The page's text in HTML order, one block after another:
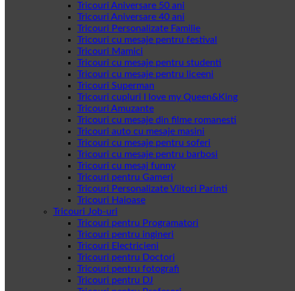
Tricouri Aniversare 50 ani
Tricouri Aniversare 40 ani
Tricouri Personalizate Familie
Tricouri cu mesaje pentru festival
Tricouri Mamici
Tricouri cu mesaje pentru studenti
Tricouri cu mesaje pentru liceeni
Tricouri Superman
Tricouri cupluri I love my Queen&King
Tricouri Amuzante
Tricouri cu mesaje din filme romanesti
Tricouri auto cu mesaje masini
Tricouri cu mesaje pentru soferi
Tricouri cu mesaje pentru barbosi
Tricouri cu mesaj funny
Tricouri pentru Gameri
Tricouri Personalizate Viitori Parinti
Tricouri Haioase
Tricouri Job-uri
Tricouri pentru Programatori
Tricouri pentru ingineri
Tricouri Electricieni
Tricouri pentru Doctori
Tricouri pentru fotografi
Tricouri pentru DJ